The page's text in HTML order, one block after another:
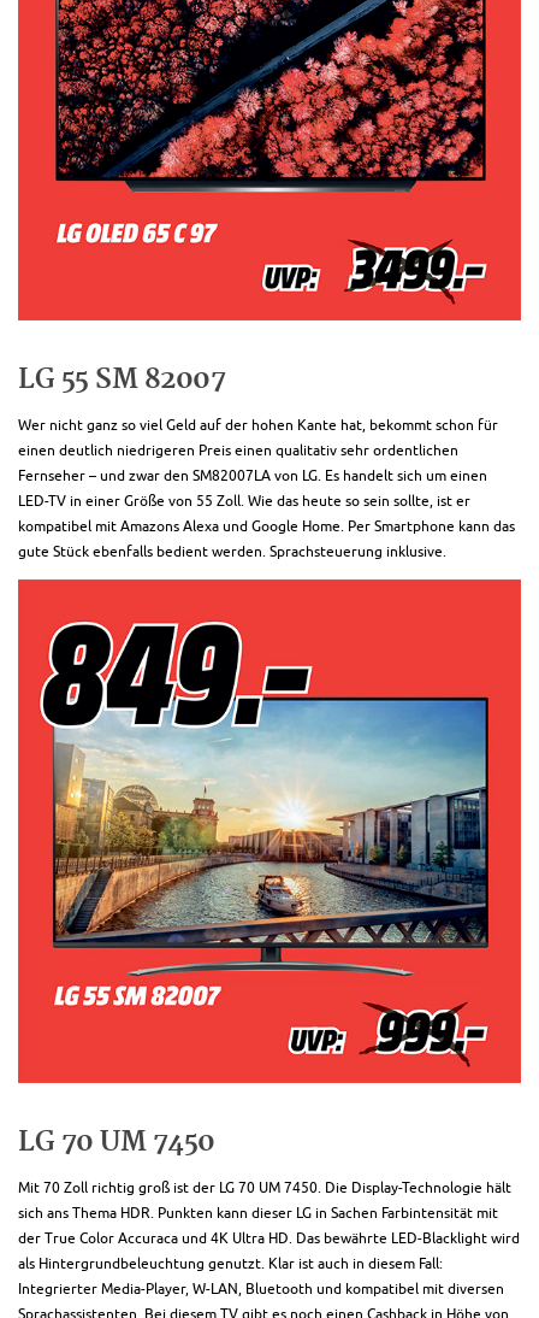
LG 55 SM 82007
Wer nicht ganz so viel Geld auf der hohen Kante hat, bekommt schon für
einen deutlich niedrigeren Preis einen qualitativ sehr ordentlichen
Fernseher – und zwar den SM82007LA von LG. Es handelt sich um einen
LED-TV in einer Größe von 55 Zoll. Wie das heute so sein sollte, ist er
kompatibel mit Amazons Alexa und Google Home. Per Smartphone kann das
gute Stück ebenfalls bedient werden. Sprachsteuerung inklusive.
LG 70 UM 7450
Mit 70 Zoll richtig groß ist der LG 70 UM 7450. Die Display-Technologie hält
sich ans Thema HDR. Punkten kann dieser LG in Sachen Farbintensität mit
der True Color Accuraca und 4K Ultra HD. Das bewährte LED-Blacklight wird
als Hintergrundbeleuchtung genutzt. Klar ist auch in diesem Fall:
Integrierter Media-Player, W-LAN, Bluetooth und kompatibel mit diversen
Sprachassistenten. Bei diesem TV gibt es noch einen Cashback in Höhe von